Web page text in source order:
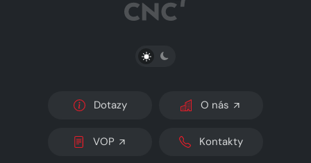
PŘEPNOUT SVĚTLÝ/TMAVÝ REŽIM
Dotazy O nás
VOP Kontakty